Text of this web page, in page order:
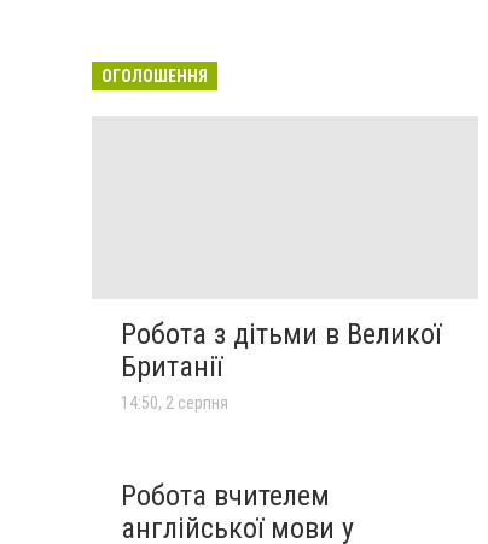
ОГОЛОШЕННЯ
Робота з дітьми в Великої
Британії
14:50, 2 серпня
Робота вчителем
англійської мови у